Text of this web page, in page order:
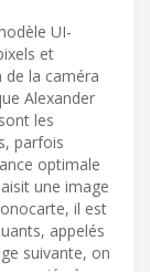
UI-
et
de la caméra
Alexander
les
parfois
optimale
une image
il est
appelés
suivante, on